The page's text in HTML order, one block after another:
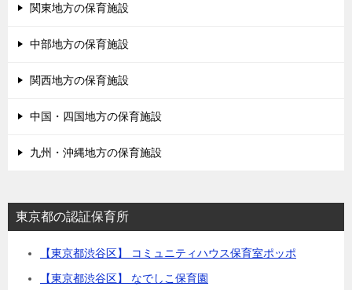
関東地方の保育施設
中部地方の保育施設
関西地方の保育施設
中国・四国地方の保育施設
九州・沖縄地方の保育施設
東京都の認証保育所
【東京都渋谷区】 コミュニティハウス保育室ポッポ
【東京都渋谷区】 なでしこ保育園